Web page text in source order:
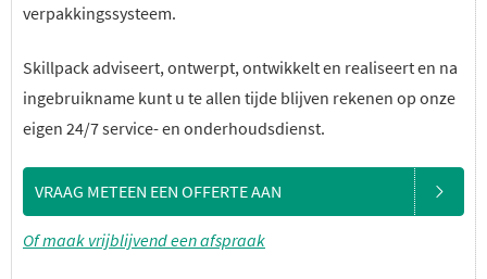
verpakkingssysteem.
Skillpack adviseert, ontwerpt, ontwikkelt en realiseert en na
ingebruikname kunt u te allen tijde blijven rekenen op onze
eigen 24/7 service- en onderhoudsdienst.
VRAAG METEEN EEN OFFERTE AAN
Of maak vrijblijvend een afspraak